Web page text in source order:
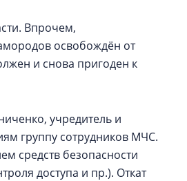
Впрочем,
освобождён от
и снова пригоден к
учредитель и
группу сотрудников МЧС.
средств безопасности
доступа и пр.). Откат
строительства?
Своим мнением с
Свинолобов,